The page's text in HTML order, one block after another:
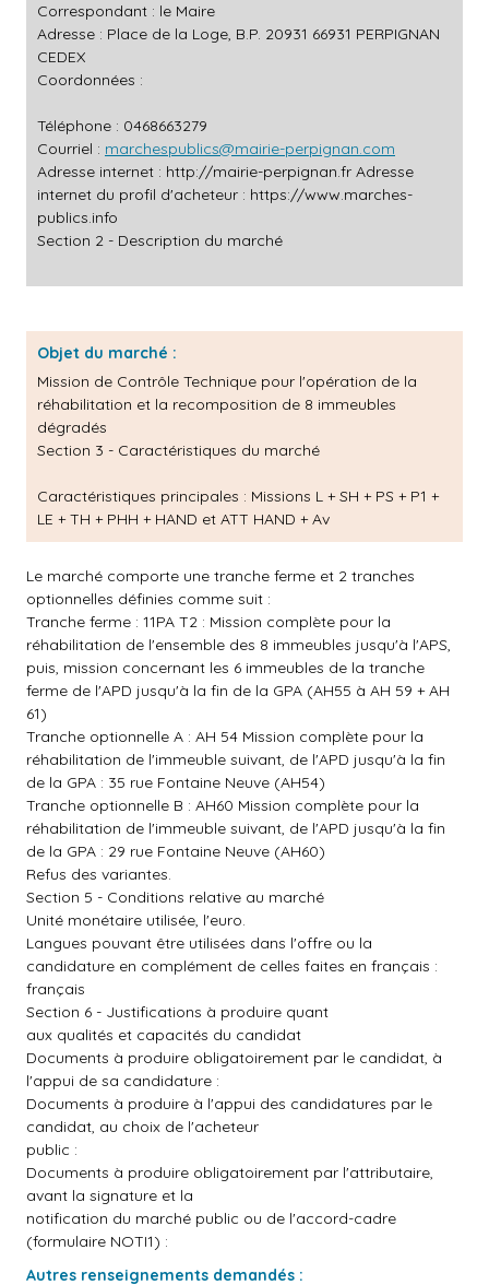
Correspondant : le Maire
Adresse : Place de la Loge, B.P. 20931 66931 PERPIGNAN
CEDEX
Coordonnées :
Téléphone : 0468663279
Courriel : marchespublics@mairie-perpignan.com
Adresse internet : http://mairie-perpignan.fr Adresse
internet du profil d'acheteur : https://www.marches-
publics.info
Section 2 - Description du marché
Objet du marché :
Mission de Contrôle Technique pour l'opération de la
réhabilitation et la recomposition de 8 immeubles
dégradés
Section 3 - Caractéristiques du marché
Caractéristiques principales : Missions L + SH + PS + P1 +
LE + TH + PHH + HAND et ATT HAND + Av
Le marché comporte une tranche ferme et 2 tranches
optionnelles définies comme suit :
Tranche ferme : 11PA T2 : Mission complète pour la
réhabilitation de l'ensemble des 8 immeubles jusqu'à l'APS,
puis, mission concernant les 6 immeubles de la tranche
ferme de l'APD jusqu'à la fin de la GPA (AH55 à AH 59 + AH
61)
Tranche optionnelle A : AH 54 Mission complète pour la
réhabilitation de l'immeuble suivant, de l'APD jusqu'à la fin
de la GPA : 35 rue Fontaine Neuve (AH54)
Tranche optionnelle B : AH60 Mission complète pour la
réhabilitation de l'immeuble suivant, de l'APD jusqu'à la fin
de la GPA : 29 rue Fontaine Neuve (AH60)
Refus des variantes.
Section 5 - Conditions relative au marché
Unité monétaire utilisée, l'euro.
Langues pouvant être utilisées dans l'offre ou la
candidature en complément de celles faites en français :
français
Section 6 - Justifications à produire quant
aux qualités et capacités du candidat
Documents à produire obligatoirement par le candidat, à
l'appui de sa candidature :
Documents à produire à l'appui des candidatures par le
candidat, au choix de l'acheteur
public :
Documents à produire obligatoirement par l'attributaire,
avant la signature et la
notification du marché public ou de l'accord-cadre
(formulaire NOTI1) :
Autres renseignements demandés :